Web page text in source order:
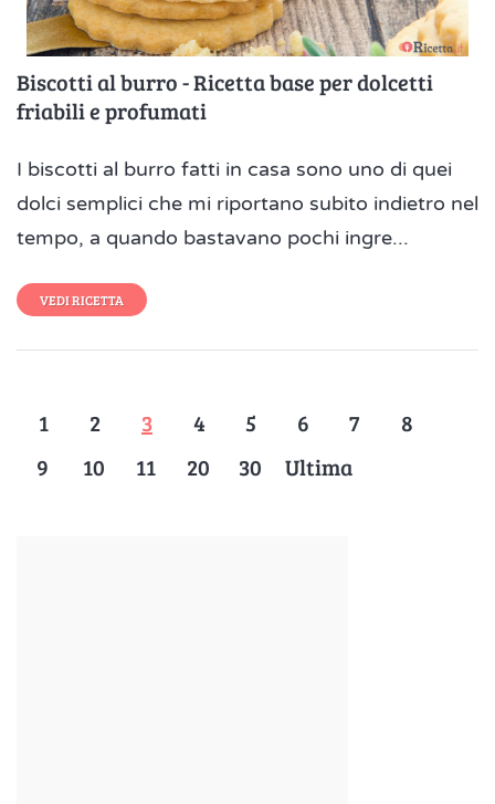
Biscotti al burro - Ricetta base per dolcetti
friabili e profumati
I biscotti al burro fatti in casa sono uno di quei
dolci semplici che mi riportano subito indietro nel
tempo, a quando bastavano pochi ingre...
VEDI RICETTA
1 2 3 4 5 6 7
8
9
10 11 20 30 Ultima